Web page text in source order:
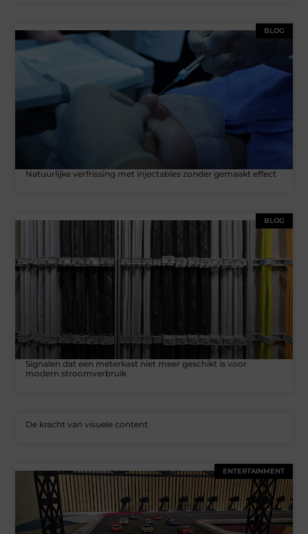
BLOG
Natuurlijke verfrissing met injectables zonder gemaakt effect
BLOG
Signalen dat een meterkast niet meer geschikt is voor
modern stroomverbruik
De kracht van visuele content
ENTERTAINMENT